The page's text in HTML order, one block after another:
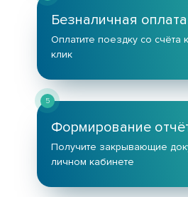
Безналичная оплата
Оплатите поездку со счёта
клик
Формирование
Получите закрывающие
личном кабинете
5